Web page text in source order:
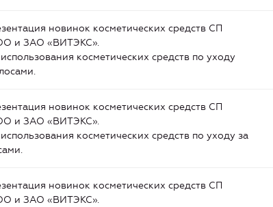
новинок косметических средств СП
и ЗАО «ВИТЭКС».
косметических средств по уходу
новинок косметических средств СП
и ЗАО «ВИТЭКС».
косметических средств по уходу за
новинок косметических средств СП
и ЗАО «ВИТЭКС».